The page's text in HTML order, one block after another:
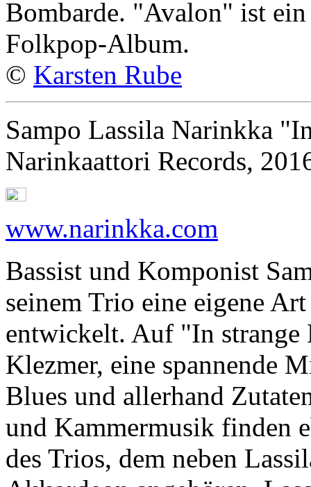
Bombarde. "Avalon" ist ein
Folkpop-Album.
© Karsten Rube
Sampo Lassila Narinkka
Narinkaattori Records,
www.narinkka.com
Bassist und Komponist
seinem Trio eine eigene
entwickelt. Auf "In strange
Klezmer, eine spannende
Blues und allerhand
und Kammermusik finden
des Trios, dem neben